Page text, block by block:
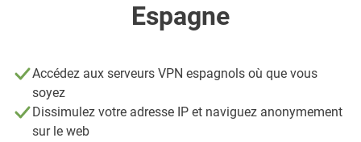
Espagne
Accédez aux serveurs VPN espagnols où que vous
soyez
Dissimulez votre adresse IP et naviguez anonymement
sur le web